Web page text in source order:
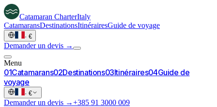
Catamaran CharterItaly
CatamaransDestinationsItinérairesGuide de voyage
· €
Demander un devis →
Menu
01Catamarans02Destinations03Itinéraires04Guide de
voyage
· €
Demander un devis →+385 91 3000 009